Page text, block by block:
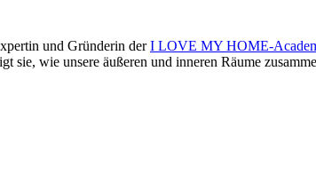
und Gründerin derI LOVE MY HOME-
wie unsere äußeren und inneren Räume